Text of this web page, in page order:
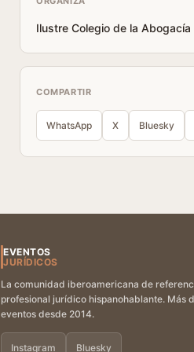
Ilustre Colegio de la Abogacía
COMPARTIR
WhatsApp X Bluesky
EVENTOS
JURÍDICOS
La comunidad iberoamericana de
profesional jurídico hispanohablante. Más
eventos desde 2014.
Instagram Bluesky